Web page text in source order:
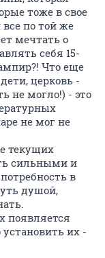
тоже в свое
по той же
мечтать о
себя 15-
Что еще
церковь -
не могло!) - это
не мог не
текущих
сильными и
в
душой,
появляется
их -